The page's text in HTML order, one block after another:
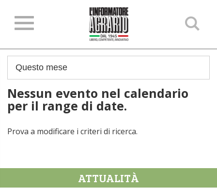
Nessun evento nel calendario
per il range di date.
Prova a modificare i criteri di ricerca.
ATTUALITÀ